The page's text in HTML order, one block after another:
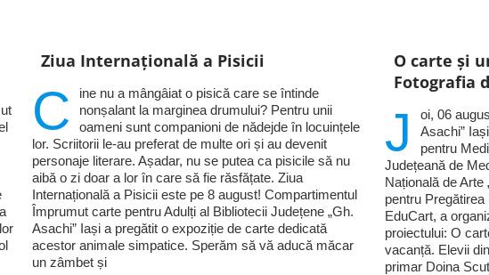
Ziua Internațională a Pisicii
C
ine nu a mângâiat o pisică care se întinde
nonșalant la marginea drumului? Pentru unii
oameni sunt companioni de nădejde în locuințele
lor. Scriitorii le-au preferat de multe ori și au devenit
personaje literare. Așadar, nu se putea ca pisicile să nu
aibă o zi doar a lor în care să fie răsfățate. Ziua
Internațională a Pisicii este pe 8 august! Compartimentul
Împrumut carte pentru Adulți al Bibliotecii Județene „Gh.
Asachi” Iași a pregătit o expoziție de carte dedicată
acestor animale simpatice. Sperăm să vă aducă măcar
un zâmbet și
O carte și
Fotografia
J
oi, 06
Asachi”
pentru
Județeană de
Națională de Arte
pentru
EduCart, a
proiectului: O
vacanță. Elevii
primar Doina